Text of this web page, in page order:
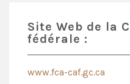
Site Web de la
fédérale :
www.fca-caf.gc.ca